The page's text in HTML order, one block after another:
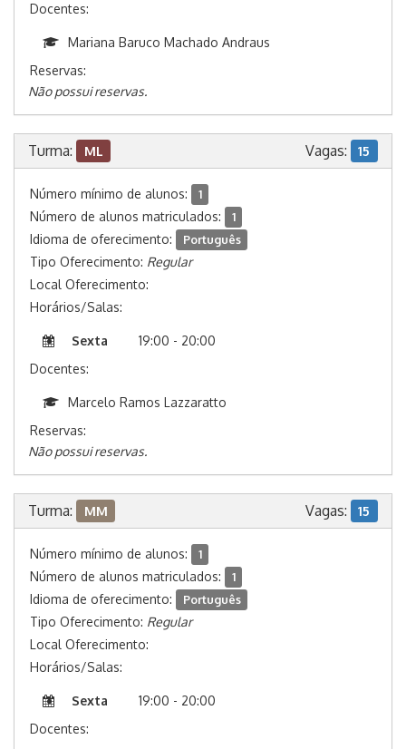
Docentes:
Mariana Baruco Machado Andraus
Reservas:
Não possui reservas.
Turma: ML Vagas: 15
Número mínimo de alunos: 1
Número de alunos matriculados: 1
Idioma de oferecimento: Português
Tipo Oferecimento: Regular
Local Oferecimento:
Horários/Salas:
Sexta
19:00 - 20:00
Docentes:
Marcelo Ramos Lazzaratto
Reservas:
Não possui reservas.
Turma: MM Vagas: 15
Número mínimo de alunos: 1
Número de alunos matriculados: 1
Idioma de oferecimento: Português
Tipo Oferecimento: Regular
Local Oferecimento:
Horários/Salas:
Sexta
19:00 - 20:00
Docentes: